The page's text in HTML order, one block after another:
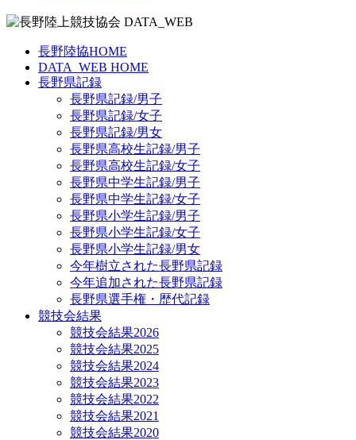
長野陸協HOME
DATA_WEB HOME
長野県記録
長野県記録/男子
長野県記録/女子
長野県記録/男女
長野県高校生記録/男子
長野県高校生記録/女子
長野県中学生記録/男子
長野県中学生記録/女子
長野県小学生記録/男子
長野県小学生記録/女子
長野県小学生記録/男女
今年樹立された長野県記録
今年追加された長野県記録
長野県選手権・歴代記録
競技会結果
競技会結果2026
競技会結果2025
競技会結果2024
競技会結果2023
競技会結果2022
競技会結果2021
競技会結果2020